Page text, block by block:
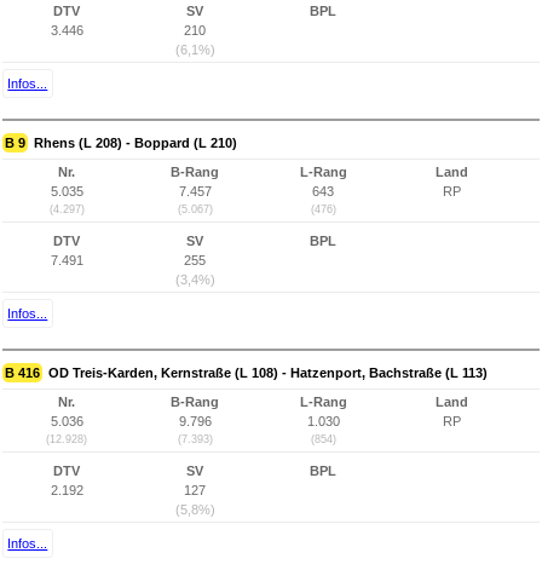
DTV
3.446
SV
210
(6,1%)
BPL
Infos...
B 9 Rhens (L 208) - Boppard (L 210)
Nr.
5.035
(4.297)
B-Rang
7.457
(5.067)
L-Rang
643
(476)
Land
RP
DTV
7.491
SV
255
(3,4%)
BPL
Infos...
B 416 OD Treis-Karden, Kernstraße (L 108) - Hatzenport, Bachstraße (L 113)
Nr.
5.036
(12.928)
B-Rang
9.796
(7.393)
L-Rang
1.030
(854)
Land
RP
DTV
2.192
SV
127
(5,8%)
BPL
Infos...